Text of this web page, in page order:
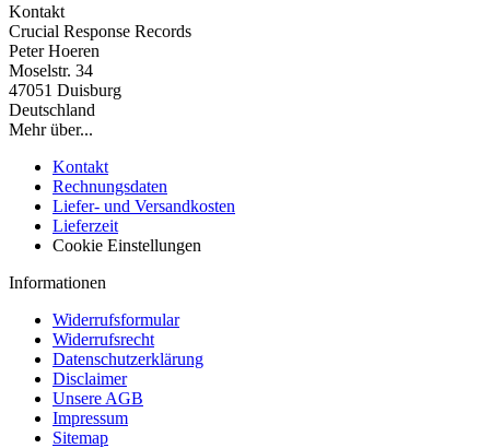
Kontakt
Crucial Response Records
Peter Hoeren
Moselstr. 34
47051 Duisburg
Deutschland
Mehr über...
Kontakt
Rechnungsdaten
Liefer- und Versandkosten
Lieferzeit
Cookie Einstellungen
Informationen
Widerrufsformular
Widerrufsrecht
Datenschutzerklärung
Disclaimer
Unsere AGB
Impressum
Sitemap